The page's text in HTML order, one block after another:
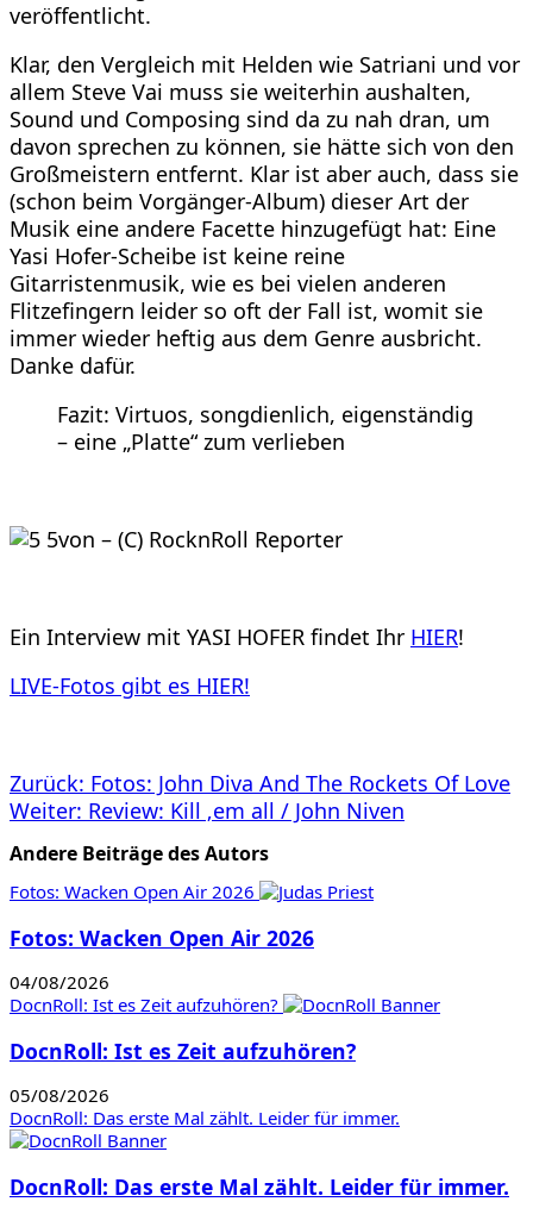
veröffentlicht.
Klar, den Vergleich mit Helden wie Satriani und vor
allem Steve Vai muss sie weiterhin aushalten,
Sound und Composing sind da zu nah dran, um
davon sprechen zu können, sie hätte sich von den
Großmeistern entfernt. Klar ist aber auch, dass sie
(schon beim Vorgänger-Album) dieser Art der
Musik eine andere Facette hinzugefügt hat: Eine
Yasi Hofer-Scheibe ist keine reine
Gitarristenmusik, wie es bei vielen anderen
Flitzefingern leider so oft der Fall ist, womit sie
immer wieder heftig aus dem Genre ausbricht.
Danke dafür.
Fazit: Virtuos, songdienlich, eigenständig
– eine „Platte“ zum verlieben
Ein Interview mit YASI HOFER findet Ihr HIER!
LIVE-Fotos gibt es HIER!
Beitragsnavigation
Zurück: Fotos: John Diva And The Rockets Of Love
Weiter: Review: Kill ‚em all / John Niven
Andere Beiträge des Autors
Fotos: Wacken Open Air 2026
Fotos: Wacken Open Air 2026
04/08/2026
DocnRoll: Ist es Zeit aufzuhören?
DocnRoll: Ist es Zeit aufzuhören?
05/08/2026
DocnRoll: Das erste Mal zählt. Leider für immer.
DocnRoll: Das erste Mal zählt. Leider für immer.